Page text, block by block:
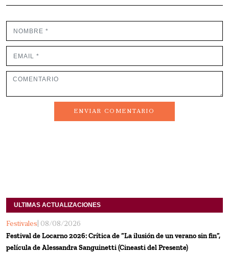
ENVIAR COMENTARIO
ULTIMAS ACTUALIZACIONES
Festivales | 08/08/2026
Festival de Locarno 2026: Crítica de “La ilusión de un verano sin fin”,
película de Alessandra Sanguinetti (Cineasti del Presente)